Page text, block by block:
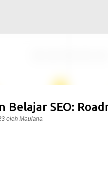
Belajar SEO:
oleh Maulana